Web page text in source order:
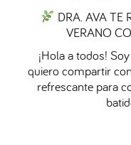
b
l
i
c
a
DRA. AVA TE
VERANO
¡Hola a todos!
quiero compartir
refrescante para